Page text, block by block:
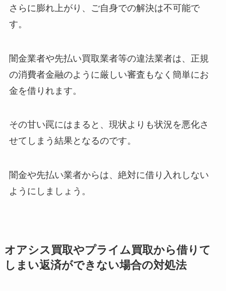
さらに膨れ上がり、ご自身での解決は不可能で
す。
闇金業者や先払い買取業者等の違法業者は、正規
の消費者金融のように厳しい審査もなく簡単にお
金を借りれます。
その甘い罠にはまると、現状よりも状況を悪化さ
せてしまう結果となるのです。
闇金や先払い業者からは、絶対に借り入れしない
ようにしましょう。
オアシス買取やプライム買取から借りて
しまい返済ができない場合の対処法